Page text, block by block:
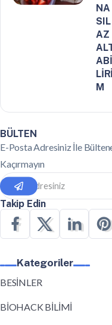
NA
SIL
AZ
ABİ
LİRİ
M
BÜLTEN
E-Posta Adresiniz İle
Kaçırmayın
Takip Edin
Kategoriler
BESİNLER
BİOHACK BİLİMİ